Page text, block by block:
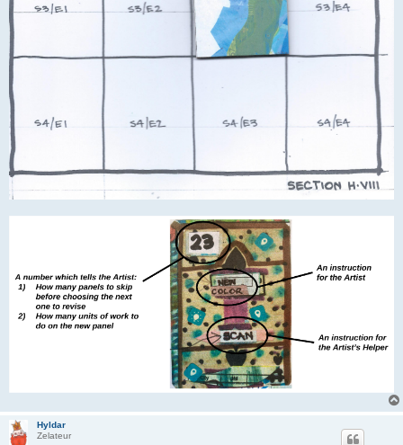
Hyldar
Zelateur